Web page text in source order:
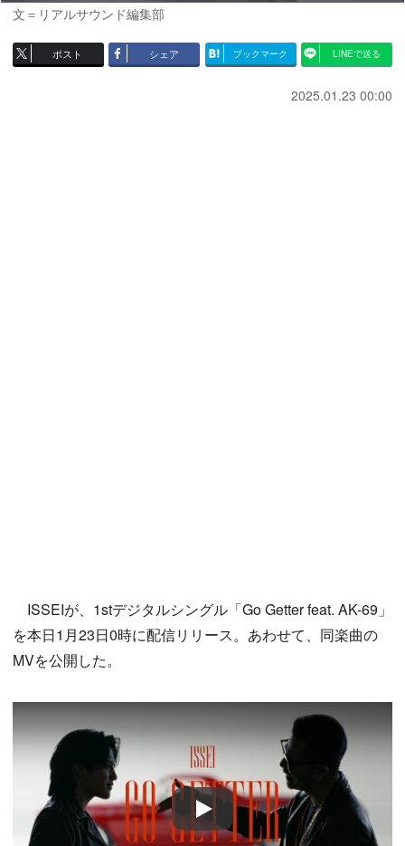
文＝リアルサウンド編集部
ポスト シェア ブックマーク LINEで送る
2025.01.23 00:00
ISSEIが、1stデジタルシングル「Go Getter feat. AK-69」
を本日1月23日0時に配信リリース。あわせて、同楽曲の
MVを公開した。
Play